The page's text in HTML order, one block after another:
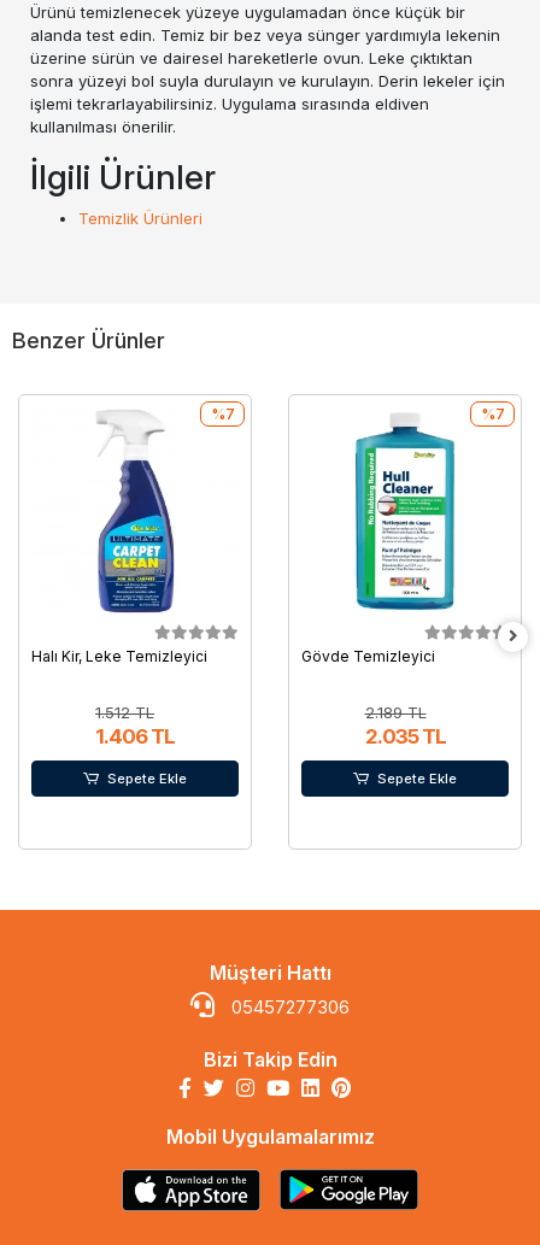
Ürünü temizlenecek yüzeye uygulamadan önce küçük bir
alanda test edin. Temiz bir bez veya sünger yardımıyla lekenin
üzerine sürün ve dairesel hareketlerle ovun. Leke çıktıktan
sonra yüzeyi bol suyla durulayın ve kurulayın. Derin lekeler için
işlemi tekrarlayabilirsiniz. Uygulama sırasında eldiven
kullanılması önerilir.
İlgili Ürünler
Temizlik Ürünleri
Benzer Ürünler
Halı Kir, Leke Temizleyici
1.512 TL
1.406 TL
%7
Sepete Ekle
Gövde Temizleyici
2.189 TL
2.035 TL
%7
Sepete Ekle
Müşteri Hattı
05457277306
Bizi Takip Edin
Mobil Uygulamalarımız